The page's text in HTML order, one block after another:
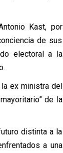
Kast, por
de sus
electoral a la
ex ministra del
de la
distinta a la
a una